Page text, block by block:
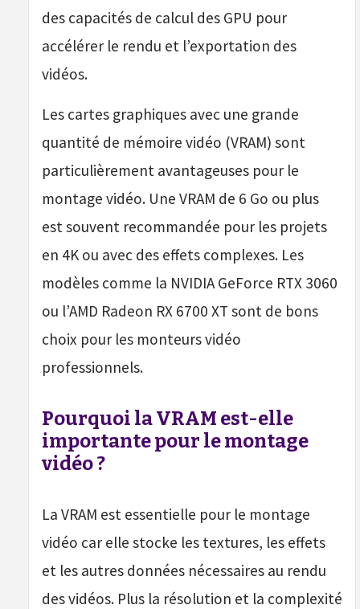
des capacités de calcul des GPU pour
accélérer le rendu et l’exportation des
vidéos.
Les cartes graphiques avec une grande
quantité de mémoire vidéo (VRAM) sont
particulièrement avantageuses pour le
montage vidéo. Une VRAM de 6 Go ou plus
est souvent recommandée pour les projets
en 4K ou avec des effets complexes. Les
modèles comme la NVIDIA GeForce RTX 3060
ou l’AMD Radeon RX 6700 XT sont de bons
choix pour les monteurs vidéo
professionnels.
Pourquoi la VRAM est-elle
importante pour le montage
vidéo ?
La VRAM est essentielle pour le montage
vidéo car elle stocke les textures, les effets
et les autres données nécessaires au rendu
des vidéos. Plus la résolution et la complexité